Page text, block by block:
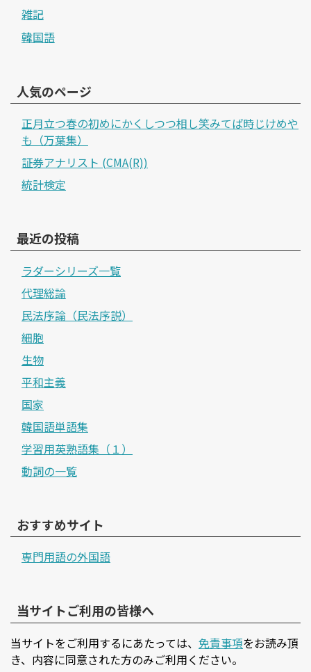
雑記
韓国語
人気のページ
正月立つ春の初めにかくしつつ相し笑みてば時じけめや
も（万葉集）
証券アナリスト (CMA(R))
統計検定
最近の投稿
ラダーシリーズ一覧
代理総論
民法序論（民法序説）
細胞
生物
平和主義
国家
韓国語単語集
学習用英熟語集（１）
動詞の一覧
おすすめサイト
専門用語の外国語
当サイトご利用の皆様へ
当サイトをご利用するにあたっては、 免責事項をお読み頂
き、内容に同意された方のみご利用ください。